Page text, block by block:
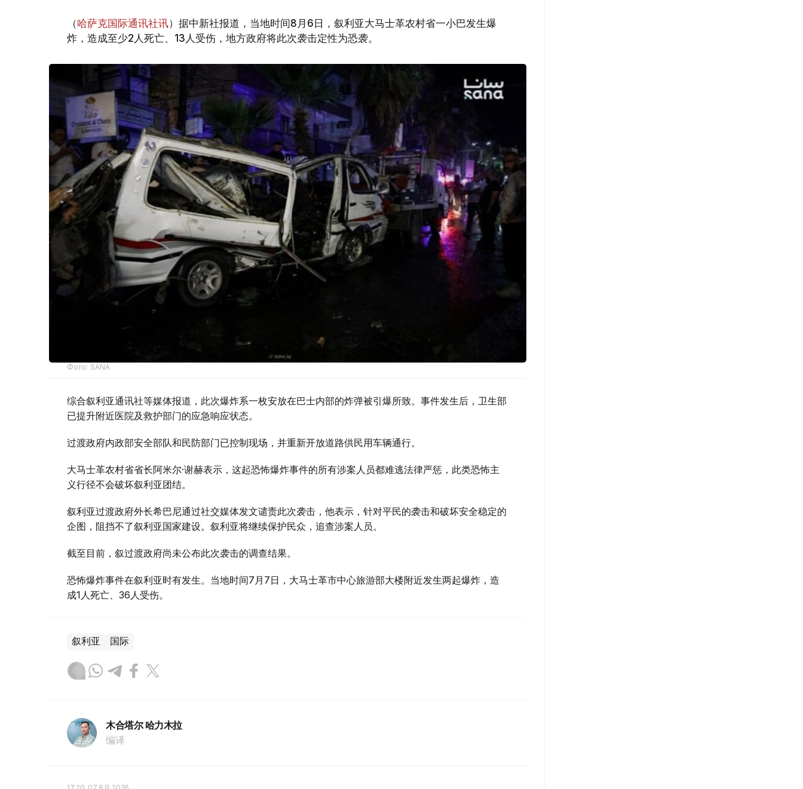
（哈萨克国际通讯社讯）据中新社报道，当地时间8月6日，叙利亚大马士革农村省一小巴发生爆
炸，造成至少2人死亡、13人受伤，地方政府将此次袭击定性为恐袭。
Фото: SANA
综合叙利亚通讯社等媒体报道，此次爆炸系一枚安放在巴士内部的炸弹被引爆所致。事件发生后，卫生部
已提升附近医院及救护部门的应急响应状态。
过渡政府内政部安全部队和民防部门已控制现场，并重新开放道路供民用车辆通行。
大马士革农村省省长阿米尔·谢赫表示，这起恐怖爆炸事件的所有涉案人员都难逃法律严惩，此类恐怖主
义行径不会破坏叙利亚团结。
叙利亚过渡政府外长希巴尼通过社交媒体发文谴责此次袭击，他表示，针对平民的袭击和破坏安全稳定的
企图，阻挡不了叙利亚国家建设。叙利亚将继续保护民众，追查涉案人员。
截至目前，叙过渡政府尚未公布此次袭击的调查结果。
恐怖爆炸事件在叙利亚时有发生。当地时间7月7日，大马士革市中心旅游部大楼附近发生两起爆炸，造
成1人死亡、36人受伤。
叙利亚 国际
木合塔尔 哈力木拉
编译